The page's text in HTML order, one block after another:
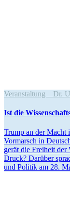
Veranstaltung Dr.
Ist die
Trump an der Macht
Vormarsch in
gerät die Freiheit der
Druck? Darüber
und Politik am 28.